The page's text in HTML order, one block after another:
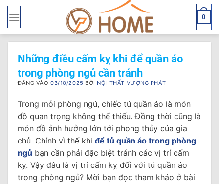
Bỏ
qua
nội
dung
0
Những điều cấm kỵ khi để quần áo
trong phòng ngủ cần tránh
ĐĂNG VÀO03/10/2025 BỞI NỘI THẤT VƯỢNG PHÁT
Trong mỗi phòng ngủ, chiếc tủ quần áo là món
đồ quan trọng không thể thiếu. Đồng thời cũng là
món đồ ảnh hưởng lớn tới phong thủy của gia
chủ. Chính vì thế khi để tủ quần áo trong phòng
ngủ bạn cần phải đặc biệt tránh các vị trí cấm
kỵ. Vậy đâu là vị trí cấm kỵ đối với tủ quần áo
trong phòng ngủ? Mời bạn đọc tham khảo ở bài